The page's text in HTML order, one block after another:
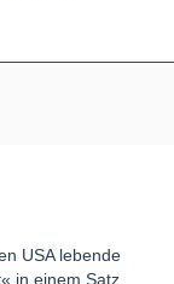
USA lebende
in einem Satz